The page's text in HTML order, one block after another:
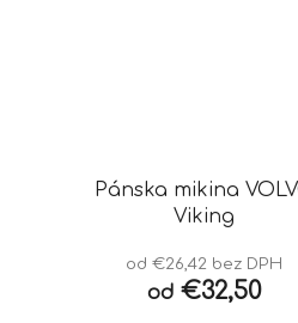
Pánska mikina VOLVO
Viking
od €26,42 bez DPH
od€32,50